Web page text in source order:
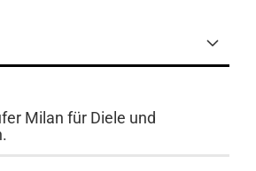
Milan für Diele und